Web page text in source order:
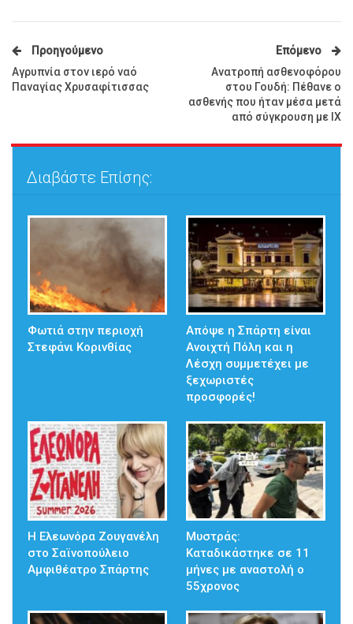
Προηγούμενο
Αγρυπνία στον ιερό ναό
Παναγίας Χρυσαφίτισσας
Επόμενο
Ανατροπή ασθενοφόρου
στου Γουδή: Πέθανε ο
ασθενής που ήταν μέσα μετά
από σύγκρουση με ΙΧ
Διαβάστε Επίσης:
Φωτιά στην περιοχή
Στεφάνι Κορινθίας
Απόψε η Σπάρτη είναι
Ανοιχτή Πόλη και η
Λέσχη συμμετέχει με
ξεχωριστές
προσφορές!
Η Ελεωνόρα Ζουγανέλη
στο Σαϊνοπούλειο
Αμφιθέατρο Σπάρτης
Μυστράς:
Καταδικάστηκε σε 11
μήνες με αναστολή ο
55χρονος